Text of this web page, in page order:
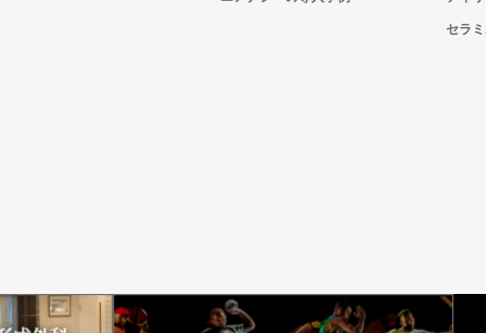
セラ